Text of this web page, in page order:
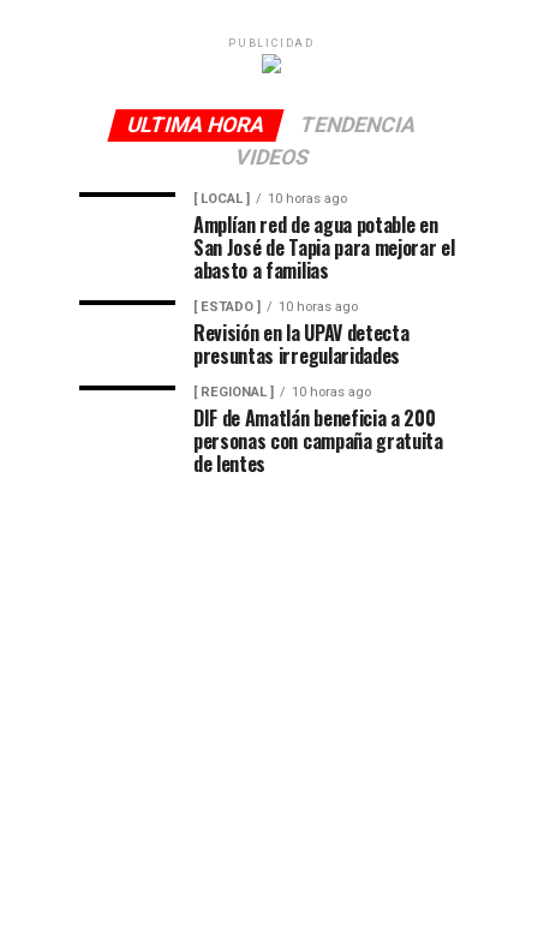
PUBLICIDAD
ULTIMA HORA
TENDENCIA
VIDEOS
[ LOCAL ] 10 horas ago
Amplían red de agua potable en
San José de Tapia para mejorar el
abasto a familias
[ ESTADO ] 10 horas ago
Revisión en la UPAV detecta
presuntas irregularidades
[ REGIONAL ] 10 horas ago
DIF de Amatlán beneficia a 200
personas con campaña gratuita
de lentes